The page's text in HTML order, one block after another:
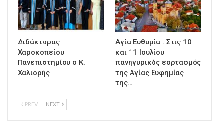
Διδάκτορας
Χαροκοπείου
Πανεπιστημίου ο Κ.
Χαλιορής
Αγία Ευθυμία : Στις 10
και 11 Ιουλίου
πανηγυρικός εορτασμός
της Αγίας Ευφημίας
της…
PREV NEXT